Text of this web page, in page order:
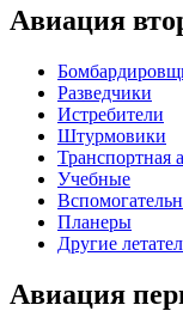
Авиация
Разведчики
Истребители
Штурмовики
Транспортная
Учебные
Планеры
Другие
Авиация